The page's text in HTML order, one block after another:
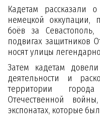
Кадетам
немецкой оккупации,
боёв за
подвигах защитников
носят улицы
Затем кадетам
деятельности и
территории
Отечественной
экспонатах, которые